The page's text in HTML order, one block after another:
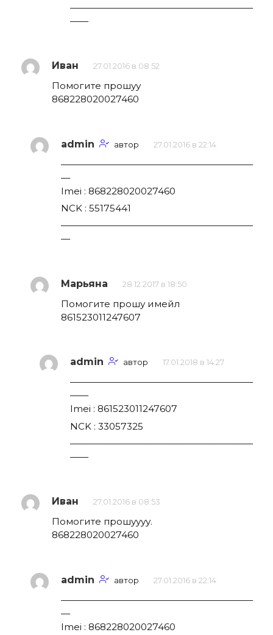
————————————————————
——
Иван 27.01.2016 в 08:52
Помогите прошуу
868228020027460
admin автор 27.01.2016 в 22:14
—————————————————————
—
Imei : 868228020027460
NCK : 55175441
—————————————————————
—
Марьяна 28.12.2017 в 18:50
Помогите прошу имейл
861523011247607
admin автор 17.01.2018 в 14:27
————————————————————
——
Imei : 861523011247607
NCK : 33057325
————————————————————
——
Иван 27.01.2016 в 08:53
Помогите прошуууу.
868228020027460
admin автор 27.01.2016 в 22:14
—————————————————————
—
Imei : 868228020027460